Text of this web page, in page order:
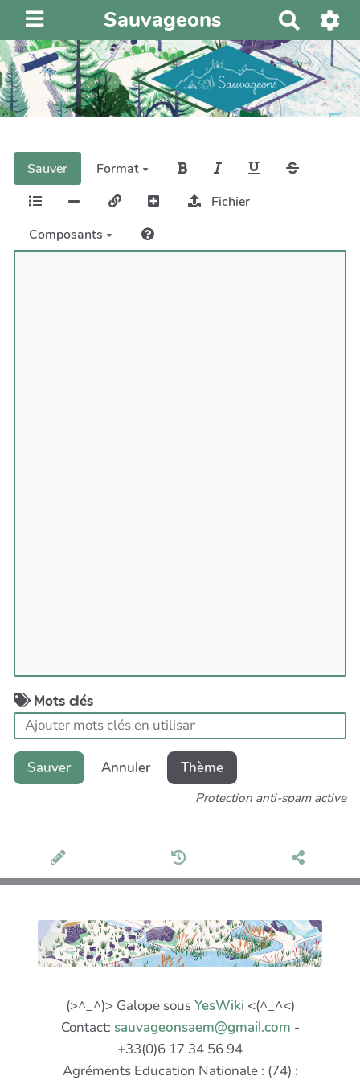
Sauvageons
e
c
h
e
r
Sauver
Format
Fichier
Composants
Mots clés
Sauver Annuler Thème
Protection anti-spam active
(>^_^)> Galope sousYesWiki <(^_^<)
Contact: sauvageonsaem@gmail.com -
+33(0)6 17 34 56 94
Agréments Education Nationale : (74) :